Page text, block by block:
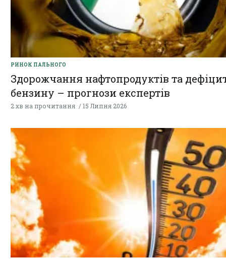
РИНОК ПАЛЬНОГО
Здорожчання нафтопродуктів та
бензину – прогнози експертів
2 хв на прочитання 15 Липня 2026